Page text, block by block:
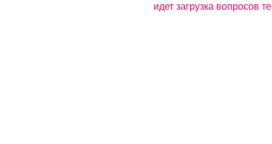
идет загрузка вопросов